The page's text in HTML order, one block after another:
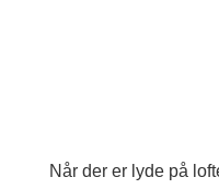
Når der er lyde på